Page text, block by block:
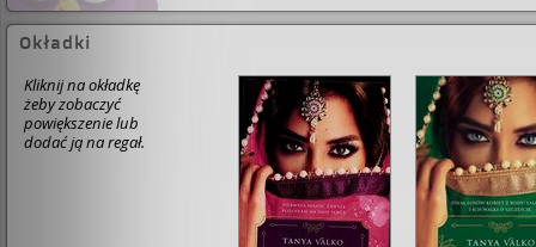
Okładki
Kliknij na okładkę
żeby zobaczyć
powiększenie lub
dodać ją na regał.